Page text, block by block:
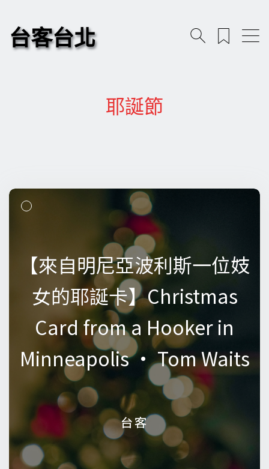
台客台北
耶誕節
【來自明尼亞波利斯一位妓
女的耶誕卡】Christmas
Card from a Hooker in
Minneapolis • Tom Waits
台客
【來自明尼亞波利斯一位妓
女的耶誕卡】Christmas
Card from a Hooker in
Minneapolis • Tom Waits
台客